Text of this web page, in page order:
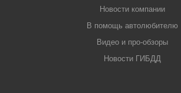
Новости компании
В помощь автолюбителю
Видео и про-обзоры
Новости ГИБДД